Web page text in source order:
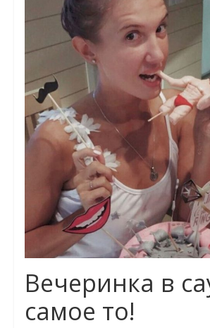
Вечеринка в
самое то!